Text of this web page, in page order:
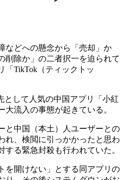
などへの懸念から「売却」か
削除か」の二者択一を迫られて
「TikTok（ティックトッ
として人気の中国アプリ「小紅
流入の事態が起きている。
と中国（本土）人ユーザーとの
れ、検閲に引っかかったと思わ
る緊急封殺も行われていた。
を開けない」とする同アプリの